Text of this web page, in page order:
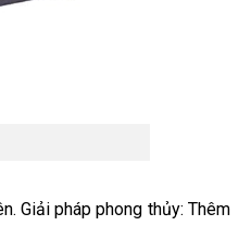
Giải pháp phong thủy: Thêm